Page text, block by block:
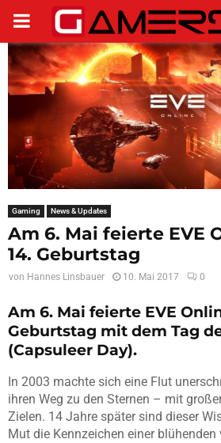
PRIMARY
MENU
Gaming News & Updates
Am 6. Mai feierte EVE
14. Geburtstag
von Hannes Linsbauer 10. Mai 2017 0
Am 6. Mai feierte EVE
Geburtstag mit dem Tag
(Capsuleer Day).
In 2003 machte sich eine Flut
ihren Weg zu den Sternen – mit
Zielen. 14 Jahre später sind dieser
Mut die Kennzeichen einer